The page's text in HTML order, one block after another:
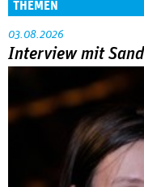
THEMEN
03.08.2026
Interview mit